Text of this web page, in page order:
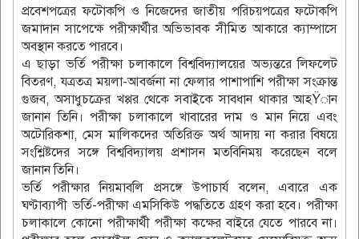
প্রবেশপত্রের ফটোকপি ও নিজেদের জাতীয় পরিচয়পত্রের ফটোকপি
জমাদান সাপেক্ষে পরীক্ষার্থীর অভিভাবক সীমিত আকারে ক্যাম্পাসে
অবস্থান করতে পারবে।
এ ছাড়া ভর্তি পরীক্ষা চলাকালে বিশ্ববিদ্যালয়ের অভ্যন্তরে লিফলেট
বিতরণ, যত্রতত্র ময়লা-আবর্জনা না ফেলার পাশাপাশি পরীক্ষা সংক্রান্ত
গুজব, অসাধুচক্রের খপ্পর থেকে সবাইকে সাবধান থাকার আহŸান
জানান তিনি। পরীক্ষা চলাকালে খাবারের দাম ও মান নিয়ে এবং
অটোরিকশা, মেস মালিকদের অতিরিক্ত অর্থ আদায় না করার বিষয়ে
সংশ্লিষ্টদের সঙ্গে বিশ্ববিদ্যালয় প্রশাসন মতবিনিময় করেছেন বলে
জানান তিনি।
ভর্তি পরীক্ষার নিয়মাবলি প্রসঙ্গে উপাচার্য বলেন, এবারে এক
ঘণ্টাব্যাপী ভর্তি-পরীক্ষা এমসিকিউ পদ্ধতিতে গ্রহণ করা হবে। পরীক্ষা
চলাকালে কোনো পরীক্ষার্থী পরীক্ষা কক্ষের বাইরে যেতে পারবে না।